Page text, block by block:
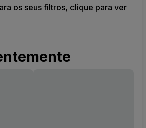
os seus filtros, clique para ver